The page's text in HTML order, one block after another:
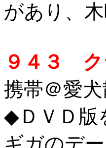
があり、
９４３ ク
携帯＠愛
◆ ＤＶＤ